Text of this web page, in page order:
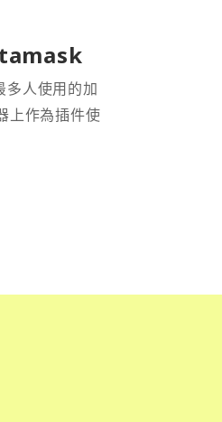
人使用的加
上作為插件使